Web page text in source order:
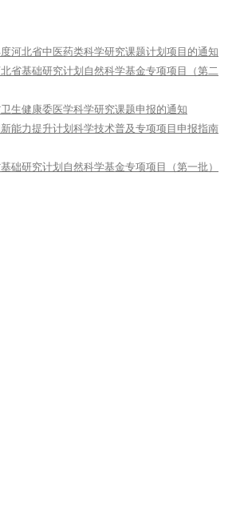
河北省中医药类科学研究课题计划项目的通知
省基础研究计划自然科学基金专项项目（第二
生健康委医学科学研究课题申报的通知
能力提升计划科学技术普及专项项目申报指南
础研究计划自然科学基金专项项目（第一批）